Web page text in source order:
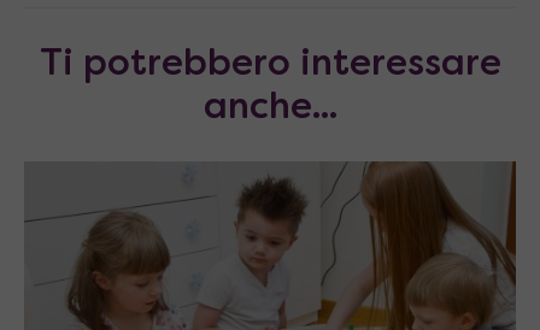
Ti potrebbero interessare
anche...